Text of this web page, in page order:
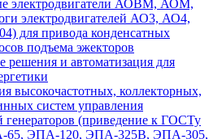
электродвигатели АОВМ, АОМ,
электродвигателей АО3, АО4,
для привода конденсатных
подъема эжекторов
решения и автоматизация для
высокочастотных, коллекторных,
систем управления
генераторов (приведение к ГОСТу
65, ЭПА-120, ЭПА-325В, ЭПА-305,